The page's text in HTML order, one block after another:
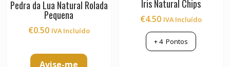
Pedra da Lua Natural Rolada
Pequena
€0.50 IVA Incluído
Avise-me
Íris Natural Chips
€4.50 IVA Incluído
+4Pontos